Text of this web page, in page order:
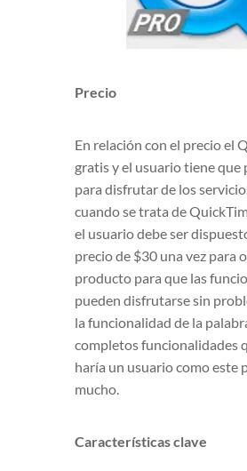
Precio
En relación con el precio el
gratis y el usuario tiene que
para disfrutar de los
cuando se trata de
el usuario debe ser
precio de $30 una vez para
producto para que las
pueden disfrutarse sin
la funcionalidad de la
completos funcionalidades
haría un usuario como este
mucho.
Características clave